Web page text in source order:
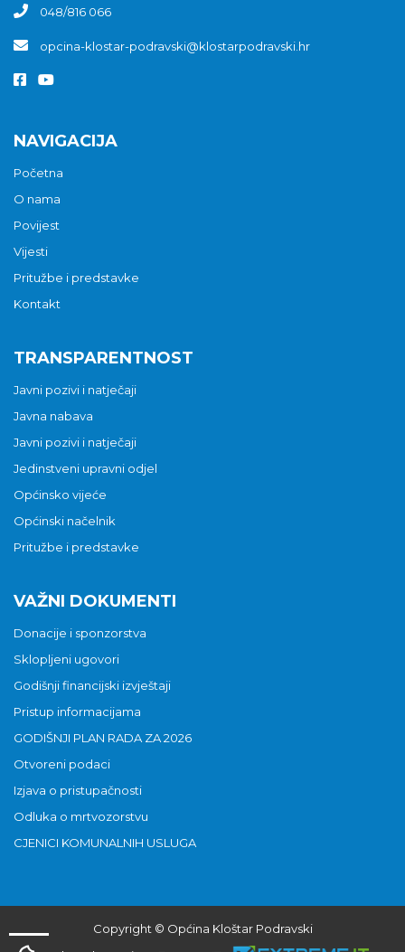
048/816 066
opcina-klostar-podravski@klostarpodravski.hr
NAVIGACIJA
Početna
O nama
Povijest
Vijesti
Pritužbe i predstavke
Kontakt
TRANSPARENTNOST
Javni pozivi i natječaji
Javna nabava
Javni pozivi i natječaji
Jedinstveni upravni odjel
Općinsko vijeće
Općinski načelnik
Pritužbe i predstavke
VAŽNI DOKUMENTI
Donacije i sponzorstva
Sklopljeni ugovori
Godišnji financijski izvještaji
Pristup informacijama
GODIŠNJI PLAN RADA ZA 2026
Otvoreni podaci
Izjava o pristupačnosti
Odluka o mrtvozorstvu
CJENICI KOMUNALNIH USLUGA
Copyright © Općina Kloštar Podravski